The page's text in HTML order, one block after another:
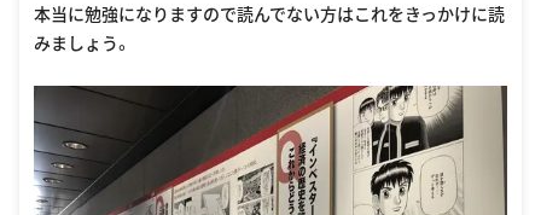
本当に勉強になりますので読んでない方はこれをきっかけに読
みましょう。